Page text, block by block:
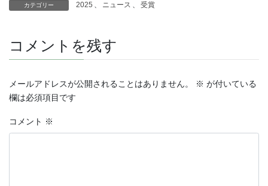
カテゴリー 2025 、 ニュース 、 受賞
コメントを残す
メールアドレスが公開されることはありません。 ※ が付いている
欄は必須項目です
コメント ※